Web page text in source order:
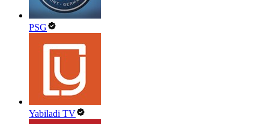
PSG
Yabiladi TV